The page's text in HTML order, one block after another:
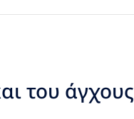
του άγχους